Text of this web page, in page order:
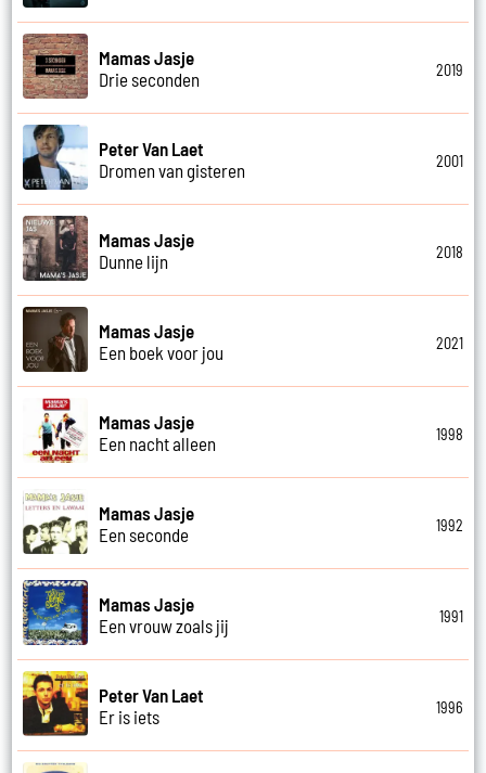
Mamas Jasje
Drie seconden
2019
Peter Van Laet
Dromen van gisteren
2001
Mamas Jasje
Dunne lijn
2018
Mamas Jasje
Een boek voor jou
2021
Mamas Jasje
Een nacht alleen
1998
Mamas Jasje
Een seconde
1992
Mamas Jasje
Een vrouw zoals jij
1991
Peter Van Laet
Er is iets
1996